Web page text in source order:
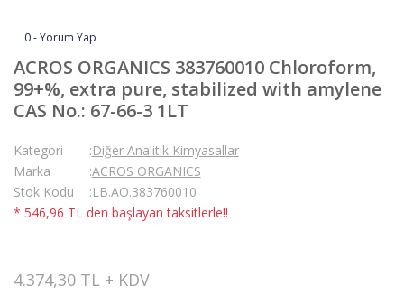
0 - Yorum Yap
ACROS ORGANICS 383760010 Chloroform,
99+%, extra pure, stabilized with amylene
CAS No.: 67-66-3 1LT
Kategori
Diğer Analitik Kimyasallar
Marka
ACROS ORGANICS
Stok Kodu
LB.AO.383760010
* 546,96 TL den başlayan taksitlerle!!
4.374,30 TL + KDV